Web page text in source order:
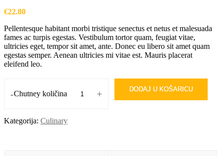
€22.80
Pellentesque habitant morbi tristique senectus et netus et malesuada
fames ac turpis egestas. Vestibulum tortor quam, feugiat vitae,
ultricies eget, tempor sit amet, ante. Donec eu libero sit amet quam
egestas semper. Aenean ultricies mi vitae est. Mauris placerat
eleifend leo.
-Chutney količina + DODAJ U KOŠARICU
Kategorija: Culinary